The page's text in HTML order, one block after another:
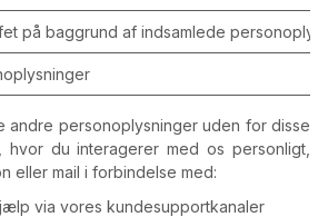
på baggrund af indsamlede
andre personoplysninger uden for disse
du interagerer med os personligt,
eller mail i forbindelse med:
via vores kundesupportkanaler